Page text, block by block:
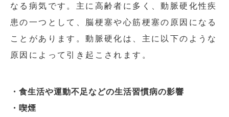
なる病気です。主に高齢者に多く、動脈硬化性疾
患の一つとして、脳梗塞や心筋梗塞の原因になる
ことがあります。動脈硬化は、主に以下のような
原因によって引き起こされます。
・食生活や運動不足などの生活習慣病の影響
・喫煙